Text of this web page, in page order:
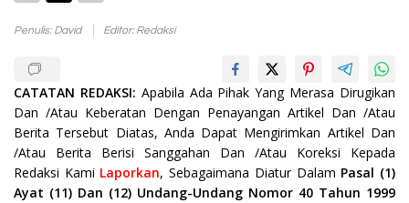
Penulis: David Editor: Redaksi
CATATAN REDAKSI: Apabila Ada Pihak Yang Merasa Dirugikan
Dan /Atau Keberatan Dengan Penayangan Artikel Dan /Atau
Berita Tersebut Diatas, Anda Dapat Mengirimkan Artikel Dan
/Atau Berita Berisi Sanggahan Dan /Atau Koreksi Kepada
Redaksi Kami Laporkan, Sebagaimana Diatur Dalam Pasal (1)
Ayat (11) Dan (12) Undang-Undang Nomor 40 Tahun 1999